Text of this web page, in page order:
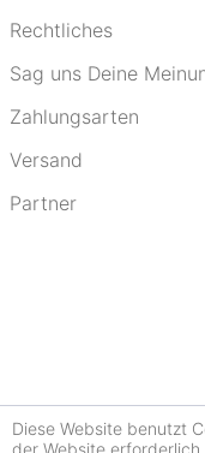
Rechtliches
Sag uns Deine
Zahlungsarten
Versand
Partner
Diese Website benutzt
der Website